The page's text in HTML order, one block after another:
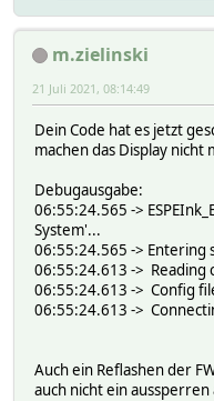
m.zielinski
21 Juli 2021, 08:14:49
Dein Code hat es jetzt
machen das Display nicht
Debugausgabe:
06:55:24.565 ->
System'...
06:55:24.565 -> Entering
06:55:24.613 -> Reading
06:55:24.613 -> Config
06:55:24.613 ->
Auch ein Reflashen der
auch nicht ein aussperren